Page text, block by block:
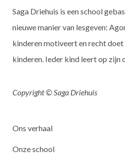
Saga Driehuis is een school
nieuwe manier van lesgeven:
kinderen motiveert en recht doet
kinderen. Ieder kind leert op zijn
Copyright © Saga Driehuis
Ons verhaal
Onze school